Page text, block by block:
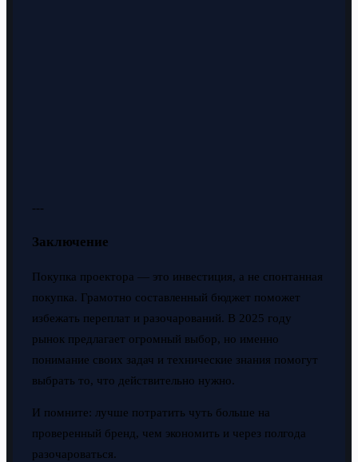
---
Заключение
Покупка проектора — это инвестиция, а не спонтанная
покупка. Грамотно составленный бюджет поможет
избежать переплат и разочарований. В 2025 году
рынок предлагает огромный выбор, но именно
понимание своих задач и технические знания помогут
выбрать то, что действительно нужно.
И помните: лучше потратить чуть больше на
проверенный бренд, чем экономить и через полгода
разочароваться.